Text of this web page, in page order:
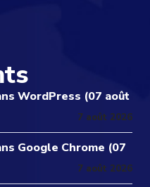
WordPress (07 août
7 août 2026
Google Chrome (07
7 août 2026